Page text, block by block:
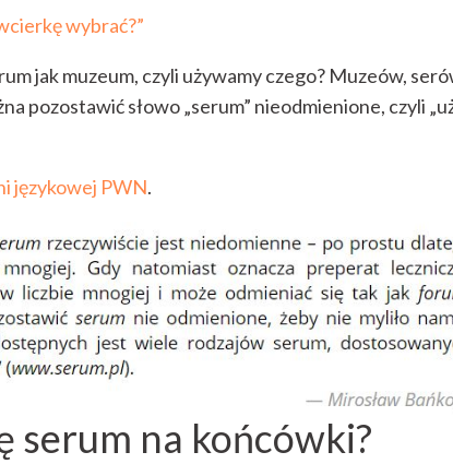
wybrać?”
jak muzeum, czyli używamy czego? Muzeów,
pozostawić słowo „serum” nieodmienione, czyli
językowej PWN.
serum na końcówki?